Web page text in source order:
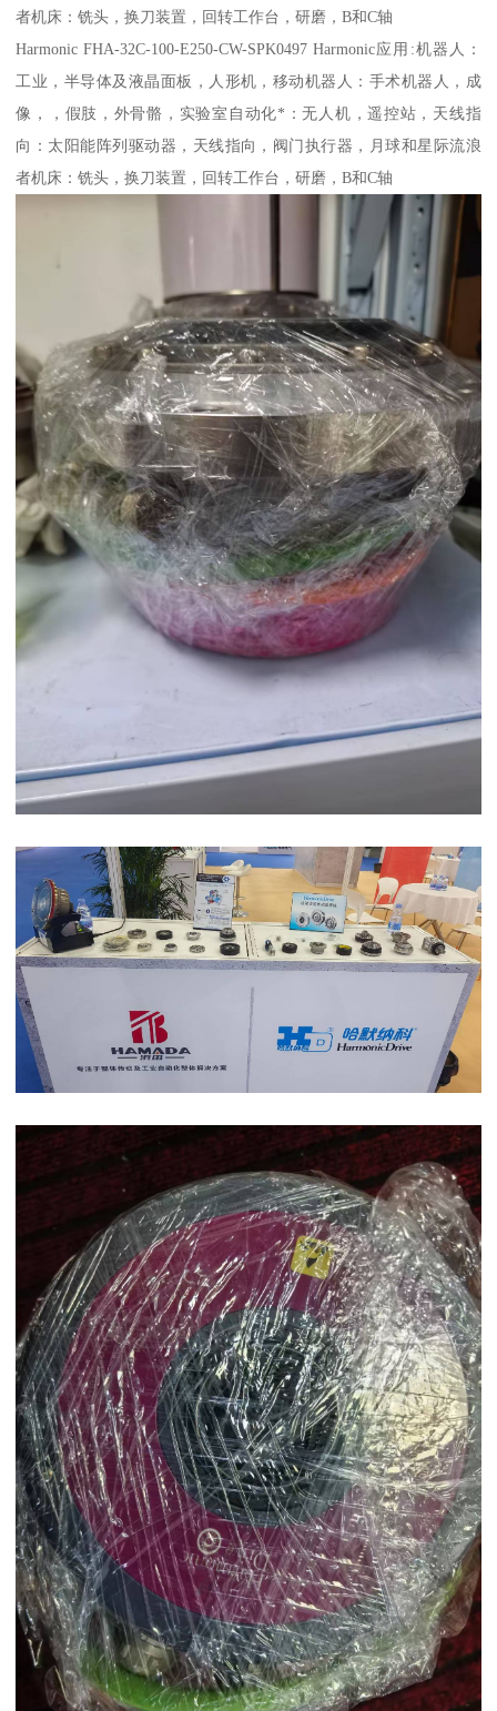
者机床：铣头，换刀装置，回转工作台，研磨，B和C轴
Harmonic FHA-32C-100-E250-CW-SPK0497 Harmonic应用:机器人：
工业，半导体及液晶面板，人形机，移动机器人：手术机器人，成
像，，假肢，外骨骼，实验室自动化*：无人机，遥控站，天线指
向：太阳能阵列驱动器，天线指向，阀门执行器，月球和星际流浪
者机床：铣头，换刀装置，回转工作台，研磨，B和C轴